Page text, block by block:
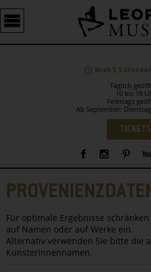
Barrierefreie
Bedienung
der
Noch 5,5
Täglich
10 bis 18
Feiertags
Ab September:
TICKETS
Sidebar
Für optimale Ergebnisse
auf Namen oder auf Werke ein.
Alternativ verwenden Sie bitte die
KünsterInnennamen.